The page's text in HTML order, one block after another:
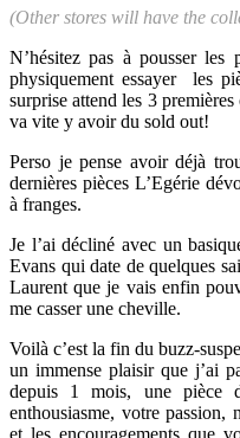
(Other stores will have the
N’hésitez pas à pousser
physiquement essayer les
surprise attend les 3
va vite y avoir du sold out!
Perso je pense avoir déjà
dernières pièces L’Egérie
à franges.
Je l’ai décliné avec un
Evans qui date de quelques
Laurent que je vais enfin
me casser une cheville.
Voilà c’est la fin du buzz-
un immense plaisir que j’ai
depuis 1 mois, une pièce
enthousiasme, votre passion,
et les encouragements que